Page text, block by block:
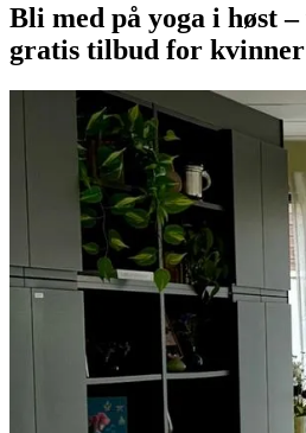
Bli med på yoga i høst
gratis tilbud for kvinner